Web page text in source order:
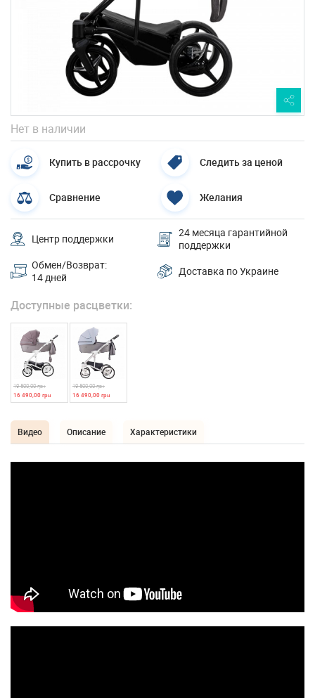
Нет в наличии
Купить в рассрочку Следить за ценой
Сравнение Желания
Центр поддержки
24 месяца гарантийной
поддержки
Обмен/Возврат:
14 дней
Доставка по Украине
Доступные расцветки:
19 500,00 грн
16 490,00 грн
19 500,00 грн
16 490,00 грн
Видео Описание Характеристики